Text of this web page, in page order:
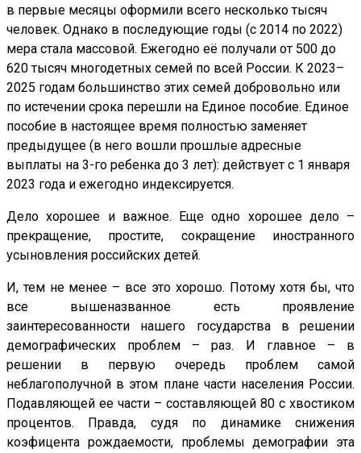
в первые месяцы оформили всего несколько тысяч
человек. Однако в последующие годы (с 2014 по 2022)
мера стала массовой. Ежегодно её получали от 500 до
620 тысяч многодетных семей по всей России. К 2023–
2025 годам большинство этих семей добровольно или
по истечении срока перешли на Единое пособие. Единое
пособие в настоящее время полностью заменяет
предыдущее (в него вошли прошлые адресные
выплаты на 3-го ребенка до 3 лет): действует с 1 января
2023 года и ежегодно индексируется.
Дело хорошее и важное. Еще одно хорошее дело –
прекращение, простите, сокращение иностранного
усыновления российских детей.
И, тем не менее – все это хорошо. Потому хотя бы, что
все вышеназванное есть проявление
заинтересованности нашего государства в решении
демографических проблем – раз. И главное – в
решении в первую очередь проблем самой
неблагополучной в этом плане части населения России.
Подавляющей ее части – составляющей 80 с хвостиком
процентов. Правда, судя по динамике снижения
коэфицента рождаемости, проблемы демографии эта